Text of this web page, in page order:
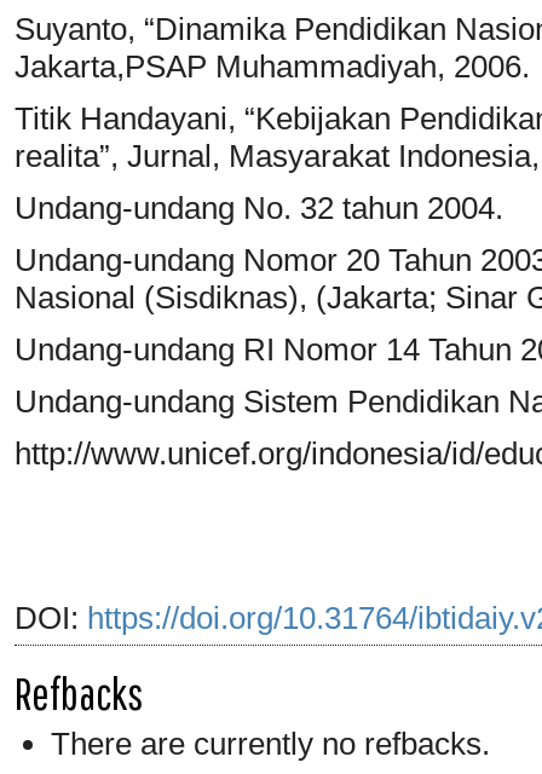
Suyanto, “Dinamika Pendidikan
Jakarta,PSAP Muhammadiyah, 2006.
Titik Handayani, “Kebijakan
realita”, Jurnal, Masyarakat
Undang-undang No. 32 tahun 2004.
Undang-undang Nomor 20 Tahun
Nasional (Sisdiknas), (Jakarta; Sinar
Undang-undang RI Nomor 14 Tahun
Undang-undang Sistem Pendidikan
http://www.unicef.org/indonesia/id/
DOI: https://doi.org/10.31764/
Refbacks
There are currently no refbacks.